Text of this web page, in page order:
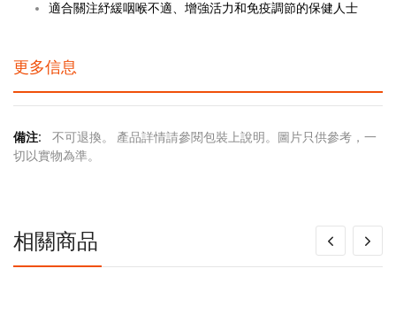
適合關注紓緩咽喉不適、增強活力和免疫調節的保健人士
更多信息
更
多
不可退換。 產品詳情請參閱包裝上說明。圖片只供參考，一
切以實物為準。
相關商品